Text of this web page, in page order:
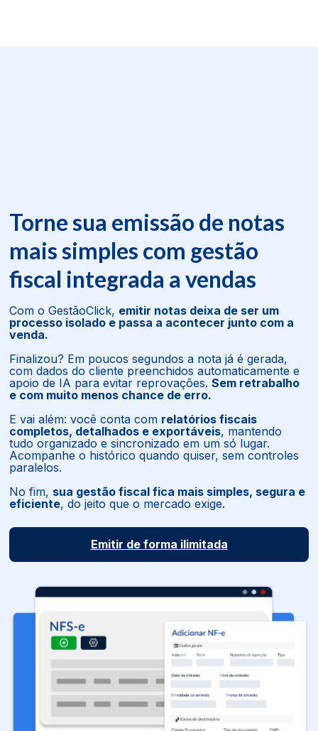
Torne sua emissão de notas
mais simples com gestão
fiscal integrada a vendas
Com o GestãoClick, emitir notas deixa de ser um
processo isolado e passa a acontecer junto com a
venda.
Finalizou? Em poucos segundos a nota já é gerada,
com dados do cliente preenchidos automaticamente e
apoio de IA para evitar reprovações.Sem retrabalho
e com muito menos chance de erro.
E vai além: você conta com relatórios fiscais
completos, detalhados e exportáveis, mantendo
tudo organizado e sincronizado em um só lugar.
Acompanhe o histórico quando quiser, sem controles
paralelos.
No fim, sua gestão fiscal fica mais simples, segura e
eficiente, do jeito que o mercado exige.
Emitir de forma ilimitada